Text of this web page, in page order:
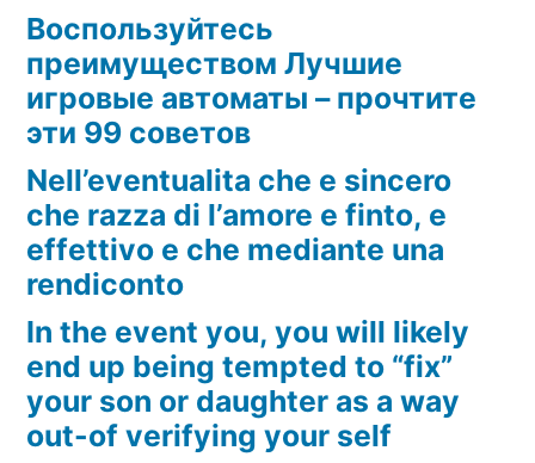
Воспользуйтесь
преимуществом Лучшие
игровые автоматы – прочтите
эти 99 советов
Nell’eventualita che e sincero
che razza di l’amore e finto, e
effettivo e che mediante una
rendiconto
In the event you, you will likely
end up being tempted to “fix”
your son or daughter as a way
out-of verifying your self